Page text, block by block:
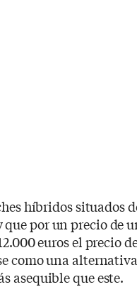
híbridos situados
por un precio de
euros el precio
como una
asequible que este.